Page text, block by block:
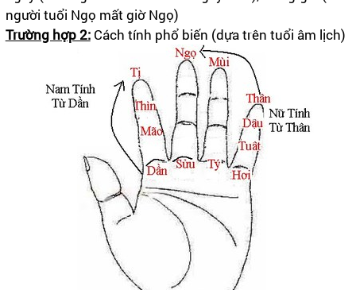
người tuổi Ngọ mất giờ Ngọ)
Trường hợp 2: Cách tính phổ biến (dựa trên tuổi âm lịch)